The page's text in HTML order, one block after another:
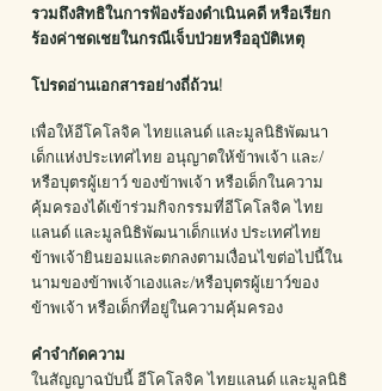
รวมถึงสิทธิในการฟ้องร้องดําเนินคดี หรือเรียก
ร้องค่าชดเชยในกรณีเจ็บป่วยหรืออุบัติเหตุ
โปรดอ่านเอกสารอย่างถี่ถ้วน!
เพื่อให้อีโคโลจิค ไทยแลนด์ และมูลนิธิพัฒนา
เด็กแห่งประเทศไทย อนุญาตให้ข้าพเจ้า และ/
หรือบุตรผู้เยาว์ ของข้าพเจ้า หรือเด็กในความ
คุ้มครองได้เข้าร่วมกิจกรรมที่อีโคโลจิค ไทย
แลนด์ และมูลนิธิพัฒนาเด็กแห่ง ประเทศไทย
ข้าพเจ้ายินยอมและตกลงตามเงื่อนไขต่อไปนี้ใน
นามของข้าพเจ้าเองและ/หรือบุตรผู้เยาว์ของ
ข้าพเจ้า หรือเด็กที่อยู่ในความคุ้มครอง
คําจํากัดความ
ในสัญญาฉบับนี้ อีโคโลจิค ไทยแลนด์ และมูลนิธิ